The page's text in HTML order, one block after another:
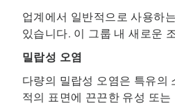
업계에서 일반적으로 사용하
있습니다. 이 그룹 내 새로운
밀랍성 오염
다량의 밀랍성 오염은 특유의
적의 표면에 끈끈한 유성 또